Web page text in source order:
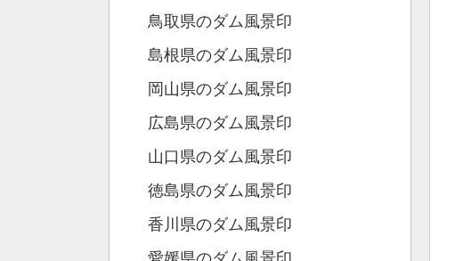
鳥取県のダム風景印
島根県のダム風景印
岡山県のダム風景印
広島県のダム風景印
山口県のダム風景印
徳島県のダム風景印
香川県のダム風景印